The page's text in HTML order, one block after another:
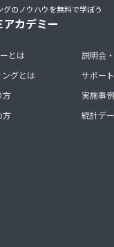
グのノウハウを無料で学ぼう
アカデミー
とは
グとは
方
方
説明会
サポー
実施事例
統計デ